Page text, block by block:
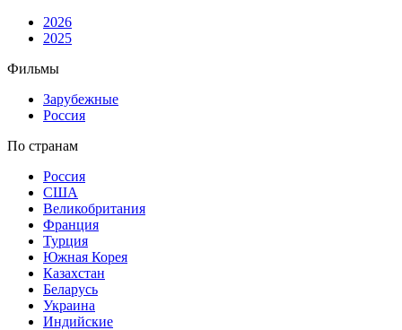
2026
2025
Фильмы
Зарубежные
Россия
По странам
Россия
США
Великобритания
Франция
Турция
Южная Корея
Казахстан
Беларусь
Украина
Индийские